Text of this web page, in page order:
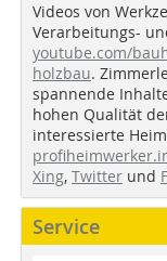
Videos von
Verarbeitungs-
youtube.com/
holzbau.
spannende
hohen Qualität
interessierte
Xing, Twitter und
Service